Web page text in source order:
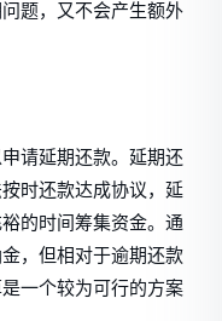
题，又不会产生额外
请延期还款。延期还
时还款达成协议，延
的时间筹集资金。通
，但相对于逾期还款
一个较为可行的方案